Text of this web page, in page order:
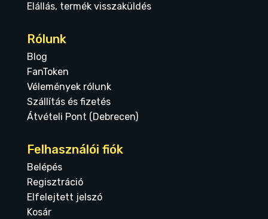
Elállás, termék visszaküldés
Rólunk
Blog
FanToken
Vélemények rólunk
Szállítás és fizetés
Átvételi Pont (Debrecen)
Felhasználói fiók
Belépés
Regisztráció
Elfelejtett jelszó
Kosár